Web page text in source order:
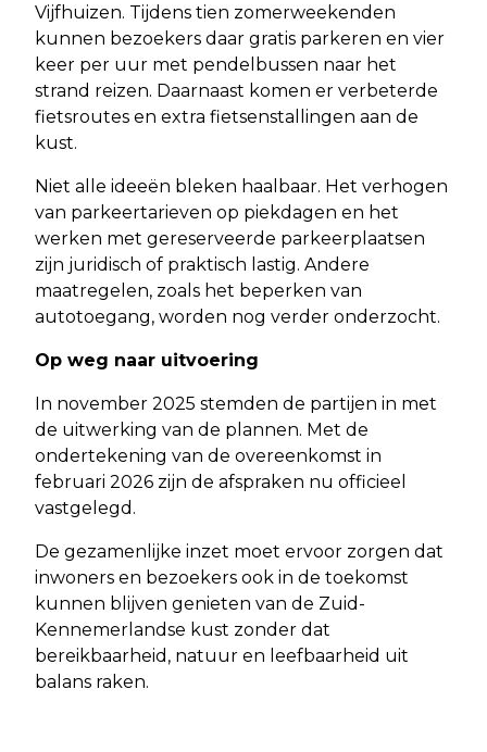
Vijfhuizen. Tijdens tien zomerweekenden
kunnen bezoekers daar gratis parkeren en vier
keer per uur met pendelbussen naar het
strand reizen. Daarnaast komen er verbeterde
fietsroutes en extra fietsenstallingen aan de
kust.
Niet alle ideeën bleken haalbaar. Het verhogen
van parkeertarieven op piekdagen en het
werken met gereserveerde parkeerplaatsen
zijn juridisch of praktisch lastig. Andere
maatregelen, zoals het beperken van
autotoegang, worden nog verder onderzocht.
Op weg naar uitvoering
In november 2025 stemden de partijen in met
de uitwerking van de plannen. Met de
ondertekening van de overeenkomst in
februari 2026 zijn de afspraken nu officieel
vastgelegd.
De gezamenlijke inzet moet ervoor zorgen dat
inwoners en bezoekers ook in de toekomst
kunnen blijven genieten van de Zuid-
Kennemerlandse kust zonder dat
bereikbaarheid, natuur en leefbaarheid uit
balans raken.